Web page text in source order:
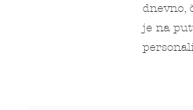
dnevno,
je na